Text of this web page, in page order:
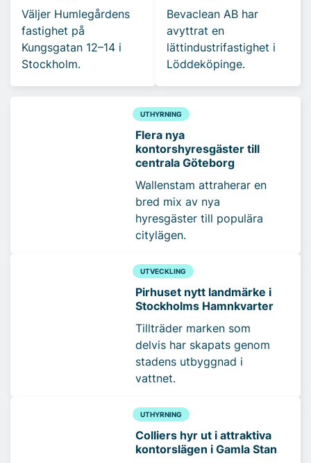
Väljer Humlegårdens
fastighet på
Kungsgatan 12–14 i
Stockholm.
Bevaclean AB har
avyttrat en
lättindustrifastighet i
Löddeköpinge.
UTHYRNING
Flera nya
kontorshyresgäster till
centrala Göteborg
Wallenstam attraherar en
bred mix av nya
hyresgäster till populära
citylägen.
UTVECKLING
Pirhuset nytt landmärke i
Stockholms Hamnkvarter
Tillträder marken som
delvis har skapats genom
stadens utbyggnad i
vattnet.
UTHYRNING
Colliers hyr ut i attraktiva
kontorslägen i Gamla Stan